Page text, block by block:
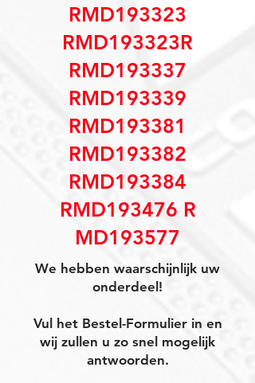
RMD193323
RMD193323R
RMD193337
RMD193339
RMD193381
RMD193382
RMD193384
RMD193476 R
MD193577
We hebben waarschijnlijk uw
onderdeel!
Vul het Bestel-Formulier in en
wij zullen u zo snel mogelijk
antwoorden.